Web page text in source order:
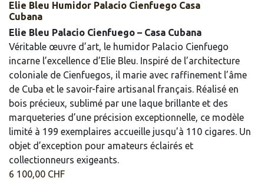
Elie Bleu Humidor Palacio Cienfuego Casa
Cubana
Elie Bleu Palacio Cienfuego – Casa Cubana
Véritable œuvre d’art, le humidor Palacio Cienfuego
incarne l’excellence d’Elie Bleu. Inspiré de l’architecture
coloniale de Cienfuegos, il marie avec raffinement l’âme
de Cuba et le savoir-faire artisanal français. Réalisé en
bois précieux, sublimé par une laque brillante et des
marqueteries d’une précision exceptionnelle, ce modèle
limité à 199 exemplaires accueille jusqu’à 110 cigares. Un
objet d’exception pour amateurs éclairés et
collectionneurs exigeants.
6 100,00 CHF